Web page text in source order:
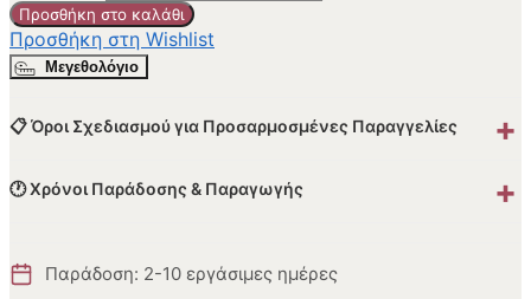
Προσθήκη στο καλάθι
Προσθήκη στη Wishlist
Μεγεθολόγιο
📋 Όροι Σχεδιασμού για Προσαρμοσμένες Παραγγελίες +
🕐 Χρόνοι Παράδοσης & Παραγωγής +
Παράδοση: 2-10 εργάσιμες ημέρες